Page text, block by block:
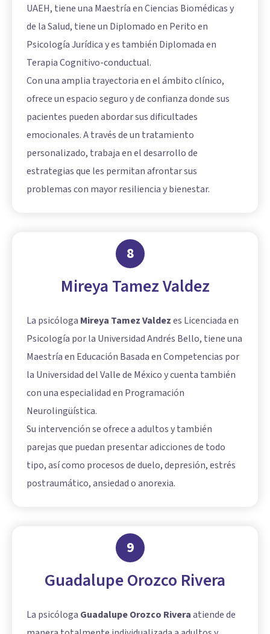
UAEH, tiene una Maestría en Ciencias Biomédicas y
de la Salud, tiene un Diplomado en Perito en
Psicología Jurídica y es también Diplomada en
Terapia Cognitivo-conductual.
Con una amplia trayectoria en el ámbito clínico,
ofrece un espacio seguro y de confianza donde sus
pacientes pueden abordar sus dificultades
emocionales. A través de un tratamiento
personalizado, trabaja en el desarrollo de
estrategias que les permitan afrontar sus
problemas con mayor resiliencia y bienestar.
8
Mireya Tamez Valdez
La psicóloga Mireya Tamez Valdezes Licenciada en
Psicología por la Universidad Andrés Bello, tiene una
Maestría en Educación Basada en Competencias por
la Universidad del Valle de México y cuenta también
con una especialidad en Programación
Neurolingüística.
Su intervención se ofrece a adultos y también
parejas que puedan presentar adicciones de todo
tipo, así como procesos de duelo, depresión, estrés
postraumático, ansiedad o anorexia.
9
Guadalupe Orozco Rivera
La psicóloga Guadalupe Orozco Riveraatiende de